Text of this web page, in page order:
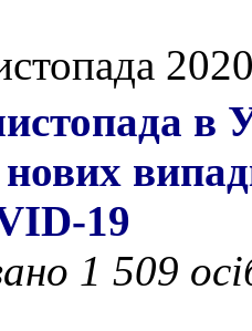
в
19
1 509